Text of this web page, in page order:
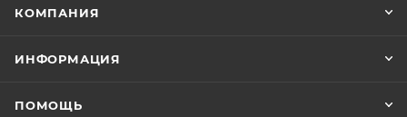
КОМПАНИЯ
ИНФОРМАЦИЯ
ПОМОЩЬ